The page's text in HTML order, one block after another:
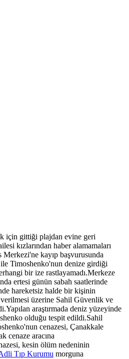
için gittiği plajdan evine geri
kızlarından haber alamamaları
Merkezi'ne kayıp başvurusunda
Timoshenko'nun denize girdiği
bir ize rastlayamadı.Merkeze
ertesi günün sabah saatlerinde
hareketsiz halde bir kişinin
üzerine Sahil Güvenlik ve
araştırmada deniz yüzeyinde
olduğu tespit edildi.Sahil
cenazesi, Çanakkale
cenaze aracına
kesin ölüm nedeninin
Tıp Kurumu morguna